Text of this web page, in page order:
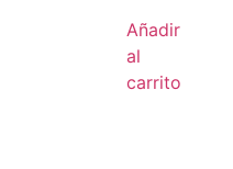
Añadir
al
carrito